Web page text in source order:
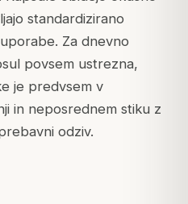
standardizirano
Za dnevno
povsem ustrezna,
je predvsem v
in neposrednem stiku z
odziv.